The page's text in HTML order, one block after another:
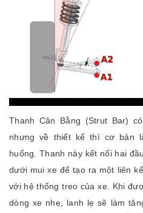
Thanh Cân Bằng (Strut Bar)
nhưng về thiết kế thì cơ bản
huống. Thanh này kết nối hai
dưới mui xe để tạo ra một liên
với hệ thống treo của xe. Khi
dòng xe nhẹ, lanh lẹ sẽ làm